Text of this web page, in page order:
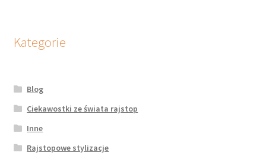
Kategorie
Blog
Ciekawostki ze świata rajstop
Inne
Rajstopowe stylizacje